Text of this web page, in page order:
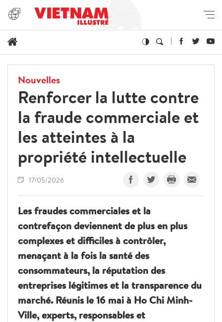
Nouvelles
Renforcer la lutte contre
la fraude commerciale et
les atteintes à la
propriété intellectuelle
17/05/2026
Les fraudes commerciales et la
contrefaçon deviennent de plus en plus
complexes et difficiles à contrôler,
menaçant à la fois la santé des
consommateurs, la réputation des
entreprises légitimes et la transparence du
marché. Réunis le 16 mai à Ho Chi Minh-
Ville, experts, responsables et